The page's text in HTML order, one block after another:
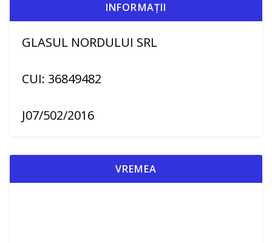
INFORMAȚII
GLASUL NORDULUI SRL
CUI: 36849482
J07/502/2016
VREMEA